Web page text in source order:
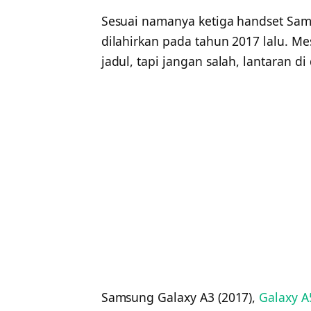
Sesuai namanya ketiga handset
dilahirkan pada tahun 2017 lalu.
jadul, tapi jangan salah, lantaran
Samsung Galaxy A3 (2017), Galaxy